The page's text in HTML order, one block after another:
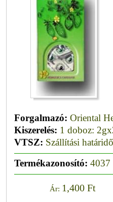
Forgalmazó: Oriental
Kiszerelés: 1 doboz:
VTSZ: Szállítási
Termékazonosító: 4037
Ár: 1,400 Ft